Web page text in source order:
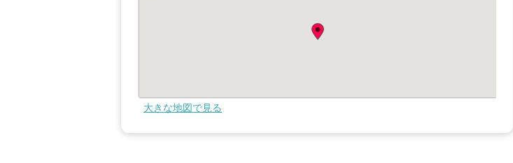
大きな地図で見る